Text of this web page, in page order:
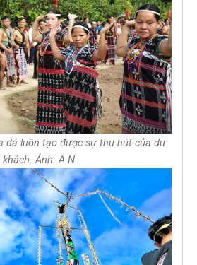
dá luôn tạo được sự thu hút của du
khách. Ảnh: A.N